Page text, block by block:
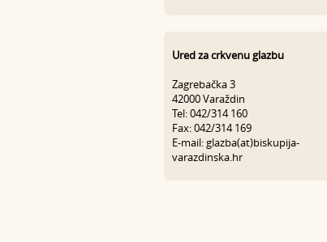
Ured za crkvenu glazbu
Zagrebačka 3
42000 Varaždin
Tel: 042/314 160
Fax: 042/314 169
E-mail: glazba(at)biskupija-
varazdinska.hr